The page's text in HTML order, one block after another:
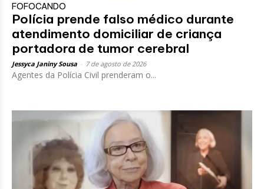
FOFOCANDO
Polícia prende falso médico durante
atendimento domiciliar de criança
portadora de tumor cerebral
Jessyca Janiny Sousa 7 de agosto de 2026
Agentes da Polícia Civil prenderam o...